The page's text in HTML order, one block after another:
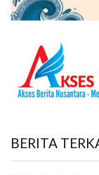
BERITA